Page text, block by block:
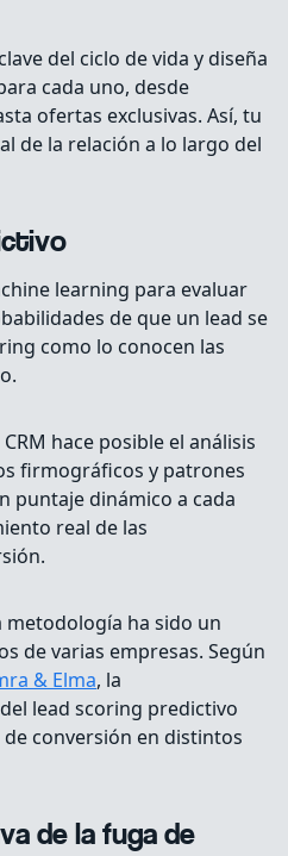
del ciclo de vida y diseña
cada uno, desde
ofertas exclusivas. Así, tu
de la relación a lo largo del
learning para evaluar
de que un lead se
como lo conocen las
hace posible el análisis
firmográficos y patrones
puntaje dinámico a cada
real de las
metodología ha sido un
de varias empresas. Según
& Elma, la
lead scoring predictivo
de conversión en distintos
de la fuga de